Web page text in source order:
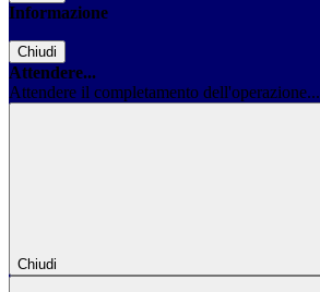
Informazione
Chiudi
Attendere...
Attendere il completamento dell'operazione...
Chiudi